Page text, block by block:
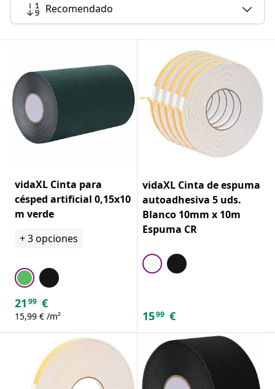
Recomendado
vidaXL Cinta para
césped artificial 0,15x10
m verde
+3opciones
21 99 €
15,99 € /m²
vidaXL Cinta de espuma
autoadhesiva 5 uds.
Blanco 10mm x 10m
Espuma CR
1599 €